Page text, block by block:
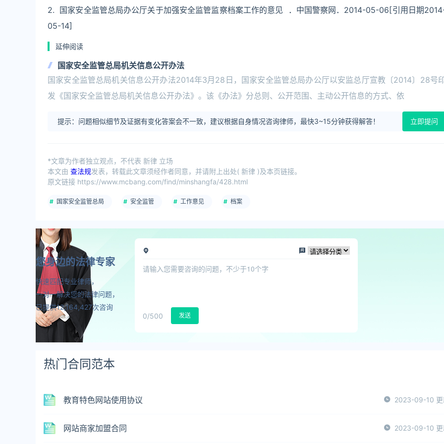
2. 国家安全监管总局办公厅关于加强安全监管监察档案工作的意见 ．中国警察网．2014-05-06[引用日期
05-14]
延伸阅读
国家安全监管总局机关信息公开办法
国家安全监管总局机关信息公开办法2014年3月28日，国家安全监管总局办公厅以安监总厅宣教〔2014〕28号
发《国家安全监管总局机关信息公开办法》。该《办法》分总则、公开范围、主动公开信息的方式、依
提示：问题相似细节及证据有变化答案会不一致，建议根据自身情况咨询律师，最快3~15分钟获得解答！ 立即提问
*文章为作者独立观点，不代表 新律 立场
本文由 查法规发表，转载此文章须经作者同意，并请附上出处( 新律 )及本页链接。
原文链接 https://www.mcbang.com/find/minshangfa/428.html
国家安全监管总局 安全监管 工作意见 档案
您身边的法律专家
快速匹配专业律师，
一对一解决您的法律问题，
已提供12,164,427次咨询
0/500 发送
热门合同范本
教育特色网站使用协议 2023-09-10 更
网站商家加盟合同 2023-09-10 更